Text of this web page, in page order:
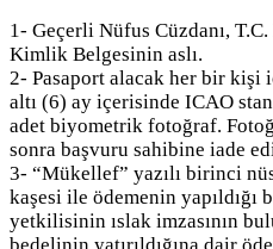
1- Geçerli Nüfus Cüzdanı,
Kimlik Belgesinin aslı.
2- Pasaport alacak her bir kişi
altı (6) ay içerisinde ICAO
adet biyometrik fotoğraf.
sonra başvuru sahibine iade
3- “Mükellef” yazılı birinci
kaşesi ile ödemenin
yetkilisinin ıslak imzasının